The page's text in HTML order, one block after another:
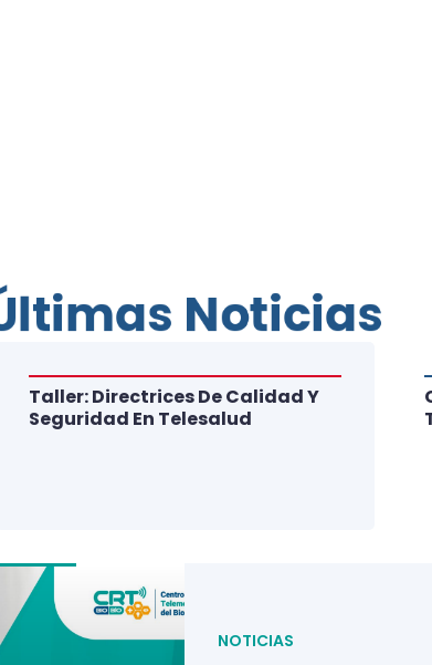
NOTICIAS
Taller: Directrices De Calidad Y
Seguridad En Telesalud
Noticias